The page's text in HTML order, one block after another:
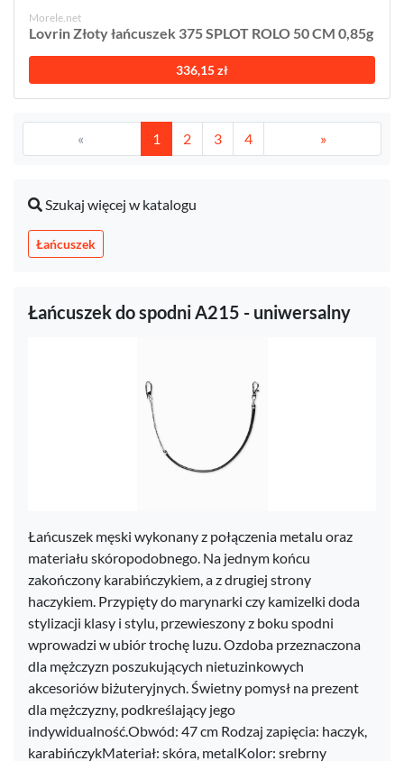
Morele.net
Lovrin Złoty łańcuszek 375 SPLOT ROLO 50 CM 0,85g
336,15 zł
« 1 2 3 4 »
Szukaj więcej w katalogu
Łańcuszek
Łańcuszek do spodni A215 - uniwersalny
Łańcuszek męski wykonany z połączenia metalu oraz
materiału skóropodobnego. Na jednym końcu
zakończony karabińczykiem, a z drugiej strony
haczykiem. Przypięty do marynarki czy kamizelki doda
stylizacji klasy i stylu, przewieszony z boku spodni
wprowadzi w ubiór trochę luzu. Ozdoba przeznaczona
dla mężczyzn poszukujących nietuzinkowych
akcesoriów biżuteryjnych. Świetny pomysł na prezent
dla mężczyzny, podkreślający jego
indywidualność.Obwód: 47 cm Rodzaj zapięcia: haczyk,
karabińczykMateriał: skóra, metalKolor: srebrny